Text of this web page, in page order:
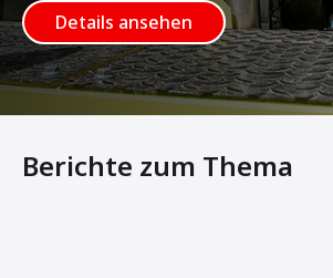
Details ansehen
Berichte zum Thema